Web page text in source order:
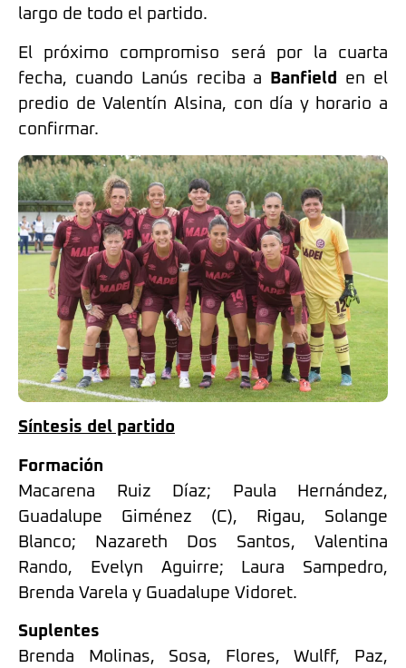
largo de todo el partido.
El próximo compromiso será por la cuarta
fecha, cuando Lanús reciba a
Banfield
en el
predio de Valentín Alsina, con día y horario a
confirmar.
Síntesis del partido
Formación
Macarena Ruiz Díaz; Paula Hernández,
Guadalupe Giménez (C), Rigau, Solange
Blanco; Nazareth Dos Santos, Valentina
Rando, Evelyn Aguirre; Laura Sampedro,
Brenda Varela y Guadalupe Vidoret.
Suplentes
Brenda Molinas, Sosa, Flores, Wulff, Paz,